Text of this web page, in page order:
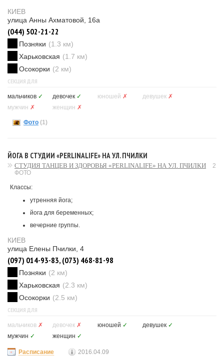
КИЕВ
улица Анны Ахматовой, 16а
(044) 502-21-22
Позняки (1.3 км)
Харьковская (1.7 км)
Осокорки (2 км)
СЕКЦИЯ ДЛЯ
мальчиков ✓ девочек ✓ юношей ✗ девушек ✗
мужчин ✗ женщин ✗
Фото (1)
ЙОГА В СТУДИИ «PERLINALIFE» НА УЛ. ПЧИЛКИ
СТУДИЯ ТАНЦЕВ И ЗДОРОВЬЯ «PERLINALIFE» НА УЛ. ПЧИЛКИ
2
ФОТО
Классы:
утренняя йога;
йога для беременных;
вечерние группы.
КИЕВ
улица Елены Пчилки, 4
(097) 014-93-83, (073) 468-81-98
Позняки (2 км)
Харьковская (2.3 км)
Осокорки (2.5 км)
СЕКЦИЯ ДЛЯ
мальчиков ✗ девочек ✗ юношей ✓ девушек ✓
мужчин ✓ женщин ✓
Расписание 2016.04.09